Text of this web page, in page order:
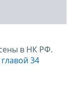
в НК РФ.
главой 34